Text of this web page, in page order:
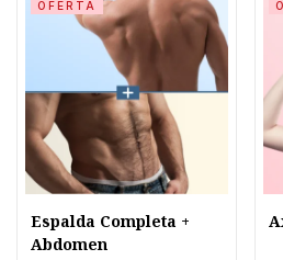
OFERTA
Espalda Completa +
Abdomen